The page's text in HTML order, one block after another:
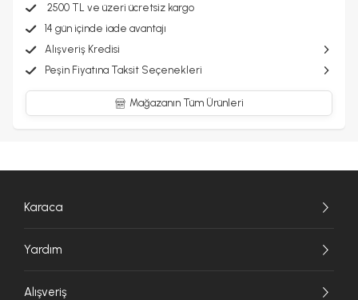
2500 TL ve üzeri ücretsiz kargo
14 gün içinde iade avantajı
Alışveriş Kredisi
Peşin Fiyatına Taksit Seçenekleri
Mağazanın Tüm Ürünleri
Karaca
Yardım
Alışveriş